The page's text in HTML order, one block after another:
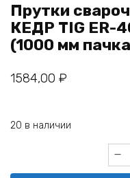
Прутки
КЕДР TIG ER-
(1000 мм
1584,00 ₽
20 в наличии